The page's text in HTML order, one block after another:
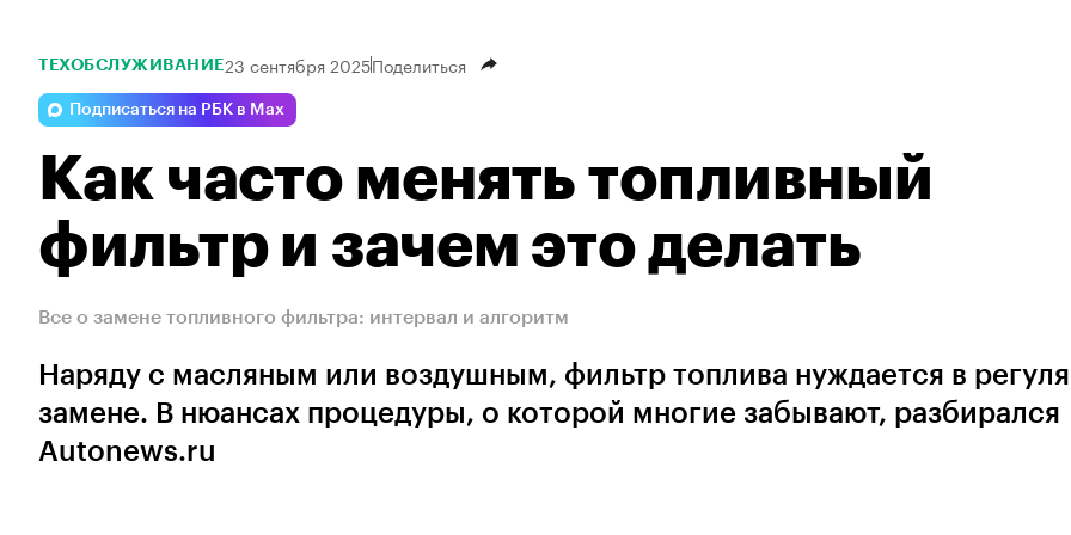
ТЕХОБСЛУЖИВАНИЕ23 сентября 2025Поделиться
Подписаться на РБК в Max
Как часто менять топливный
фильтр и зачем это делать
Все о замене топливного фильтра: интервал и алгоритм
Наряду с масляным или воздушным, фильтр топлива нуждается в
замене. В нюансах процедуры, о которой многие забывают, разбирался
Autonews.ru